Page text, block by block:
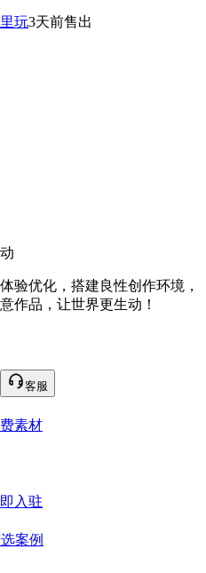
玩3天前售出
验优化，搭建良性创作环境，
作品，让世界更生动！
客服
素材
入驻
案例